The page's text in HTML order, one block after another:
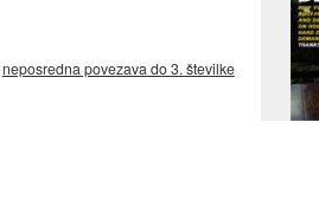
neposredna povezava do 3. številke